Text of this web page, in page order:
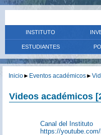
INSTITUTO
ESTUDIANTES
Inicio► Eventos académicos►
Videos académicos
Canal del Instituto
https://